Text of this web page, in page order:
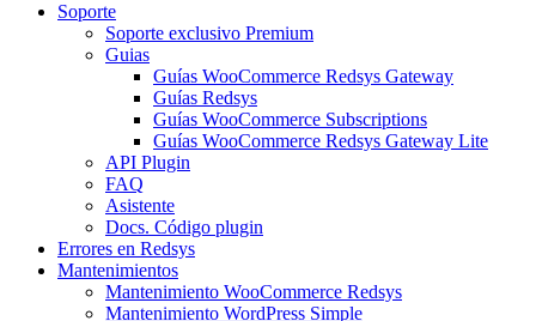
Soporte
Soporte exclusivo Premium
Guias
Guías WooCommerce Redsys Gateway
Guías Redsys
Guías WooCommerce Subscriptions
Guías WooCommerce Redsys Gateway Lite
API Plugin
FAQ
Asistente
Docs. Código plugin
Errores en Redsys
Mantenimientos
Mantenimiento WooCommerce Redsys
Mantenimiento WordPress Simple